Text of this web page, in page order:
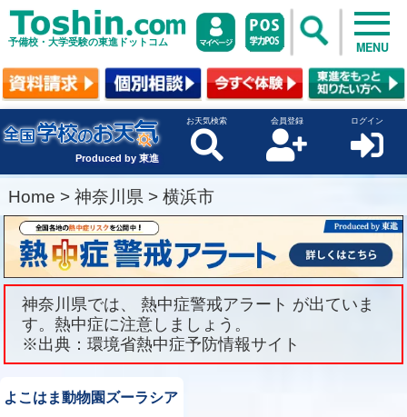
予備校・大学受験の東進ドットコム MENU
Produced by 東進
お天気検索 会員登録 ログイン
Home > 神奈川県 > 横浜市
神奈川県では、 熱中症警戒アラート が出ていま
す。熱中症に注意しましょう。
※出典：環境省熱中症予防情報サイト
よこはま動物園ズーラシア